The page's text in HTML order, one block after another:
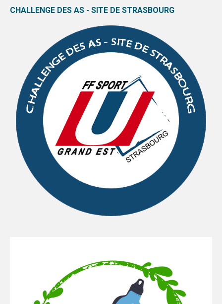
CHALLENGE DES AS - SITE DE STRASBOURG